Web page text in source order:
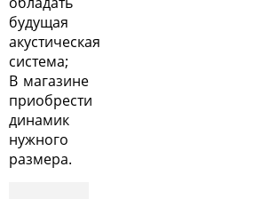
будущая
акустическая
система;
В магазине
приобрести
динамик
нужного
размера.